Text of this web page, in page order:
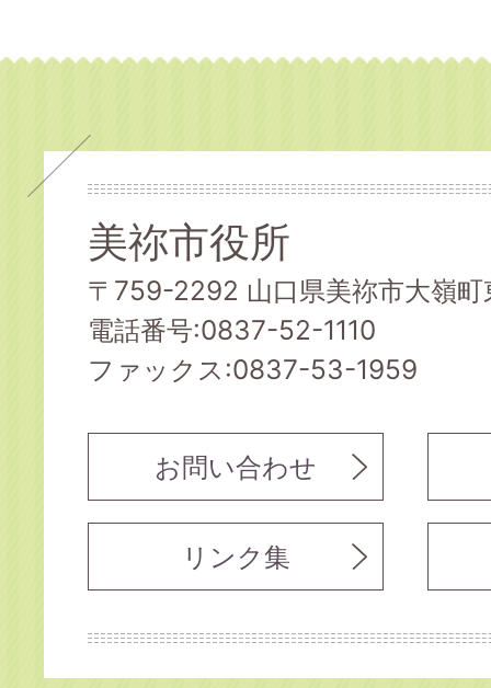
美祢市役所
〒759-2292 山口県美祢市大嶺
電話番号:0837-52-1110
ファックス:0837-53-1959
お問い合わせ
リンク集